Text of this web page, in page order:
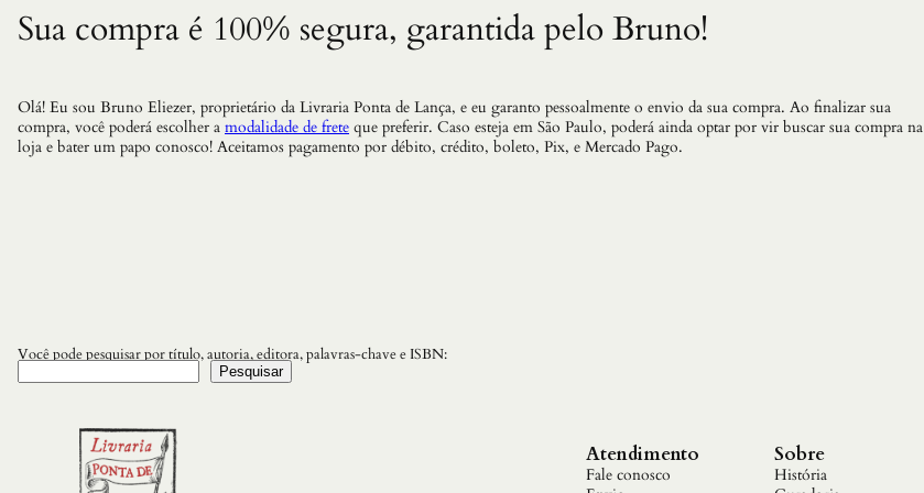
c
o
r
a
i
l
c
Sua compra é 100% segura, garantida pelo Bruno!
Olá! Eu sou Bruno Eliezer, proprietário da Livraria Ponta de Lança, e eu garanto pessoalmente o envio da sua compra. Ao finalizar sua
compra, você poderá escolher a modalidade de frete que preferir. Caso esteja em São Paulo, poderá ainda optar por vir buscar sua compra na
loja e bater um papo conosco! Aceitamos pagamento por débito, crédito, boleto, Pix, e Mercado Pago.
Você pode pesquisar por título, autoria, editora, palavras-chave e ISBN:
Pesquisar
Atendimento
Fale conosco
Sobre
História